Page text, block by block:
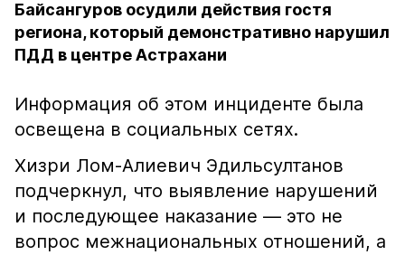
Байсангуров осудили действия гостя
региона, который демонстративно нарушил
ПДД в центре Астрахани
Информация об этом инциденте была
освещена в социальных сетях.
Хизри Лом-Алиевич Эдильсултанов
подчеркнул, что выявление нарушений
и последующее наказание — это не
вопрос межнациональных отношений, а